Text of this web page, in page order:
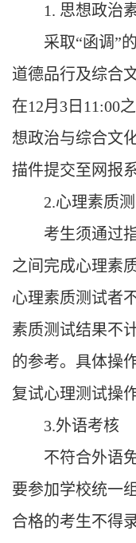
1. 思想政治
采取“函调”
道德品行及综合
在12月 3 日 11:00
想政治与综合文
描件提交至网报
2.心理素质
考生须通过
之间完成心理素
心理素质测试者
素质测试结果不
的参考。具体操
复试心理测试操
3.外语考核
不符合外语
要参加学校统一
合格的考生不得录